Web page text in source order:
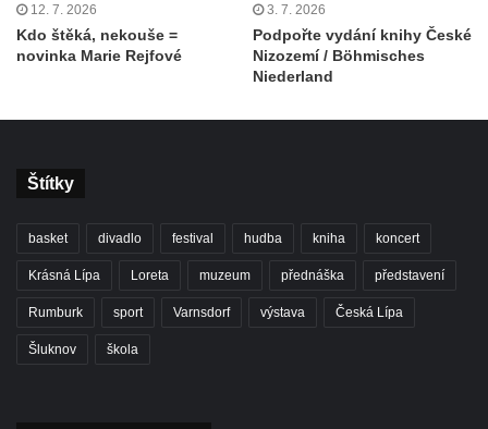
12. 7. 2026
Kdo štěká, nekouše =
novinka Marie Rejfové
3. 7. 2026
Podpořte vydání knihy České
Nizozemí / Böhmisches
Niederland
Štítky
basket divadlo festival hudba kniha koncert
Krásná Lípa Loreta muzeum přednáška představení
Rumburk sport Varnsdorf výstava Česká Lípa
Šluknov škola